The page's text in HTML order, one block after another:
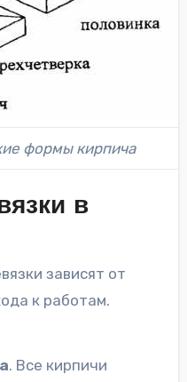
формы кирпича
в
зависят от
к работам.
. Все кирпичи